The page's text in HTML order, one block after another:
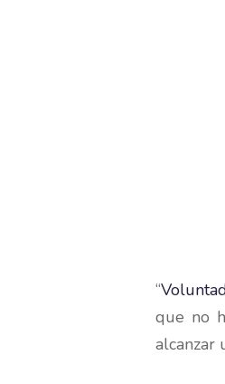
“
que no
alcanzar